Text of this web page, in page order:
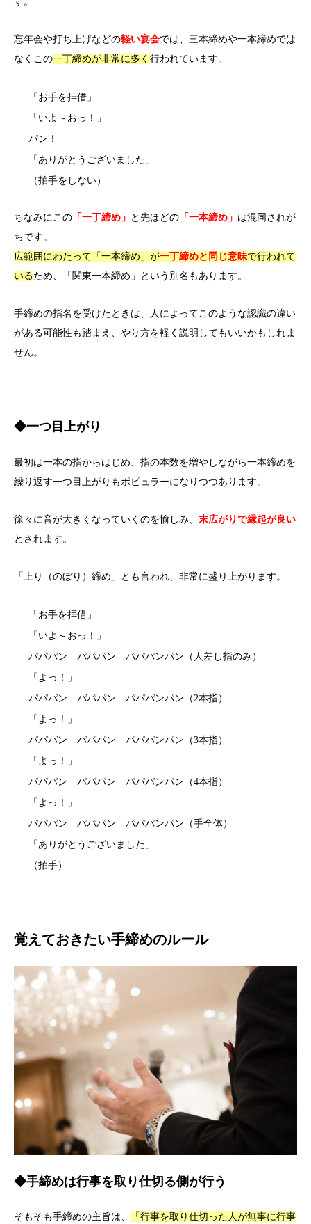
忘年会や打ち上げなどの軽い宴会では、三本締めや一本締めでは
なくこの一丁締めが非常に多く 行われています。
「お手を拝借」
「いよ～おっ！」
パン！
「ありがとうございました」
（拍手をしない）
ちなみにこの 「一丁締め」 と先ほどの 「一本締め」 は混同されが
ちです。
広範囲にわたって「一本締め」が一丁締めと同じ意味で行われて
いるため、「関東一本締め」という別名もあります。
手締めの指名を受けたときは、人によってこのような認識の違い
がある可能性も踏まえ、やり方を軽く説明してもいいかもしれま
せん。
◆一つ目上がり
最初は一本の指からはじめ、指の本数を増やしながら一本締めを
繰り返す一つ目上がりもポピュラーになりつつあります。
徐々に音が大きくなっていくのを愉しみ、 末広がりで縁起が良い
とされます。
「上り（のぼり）締め」とも言われ、非常に盛り上がります。
「お手を拝借」
「いよ～おっ！」
パパパン パパパン パパパンパン（人差し指のみ）
「よっ！」
パパパン パパパン パパパンパン（2本指）
「よっ！」
パパパン パパパン パパパンパン（3本指）
「よっ！」
パパパン パパパン パパパンパン（4本指）
「よっ！」
パパパン パパパン パパパンパン（手全体）
「ありがとうございました」
（拍手）
覚えておきたい手締めのルール
◆手締めは行事を取り仕切る側が行う
そもそも手締めの主旨は、 「行事を取り仕切った人が無事に行事